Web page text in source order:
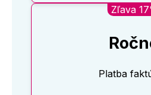
Zľava
Platba